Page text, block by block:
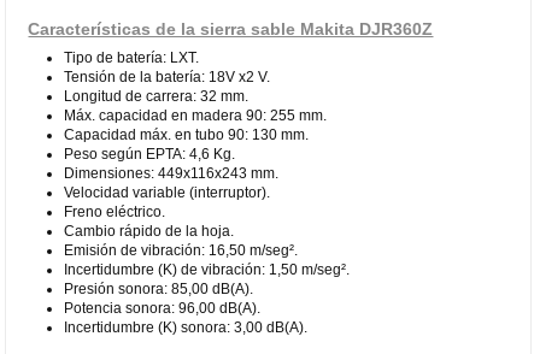
Características de la sierra sable Makita DJR360Z
Tipo de batería: LXT.
Tensión de la batería: 18V x2 V.
Longitud de carrera: 32 mm.
Máx. capacidad en madera 90: 255 mm.
Capacidad máx. en tubo 90: 130 mm.
Peso según EPTA: 4,6 Kg.
Dimensiones: 449x116x243 mm.
Velocidad variable (interruptor).
Freno eléctrico.
Cambio rápido de la hoja.
Emisión de vibración: 16,50 m/seg².
Incertidumbre (K) de vibración: 1,50 m/seg².
Presión sonora: 85,00 dB(A).
Potencia sonora: 96,00 dB(A).
Incertidumbre (K) sonora: 3,00 dB(A).